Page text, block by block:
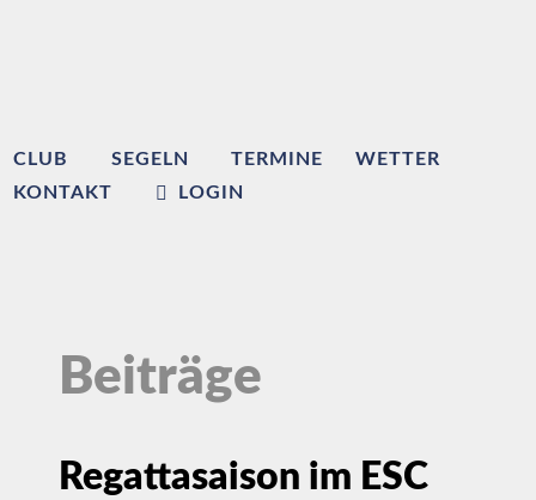
CLUB SEGELN TERMINE
WETTER
KONTAKT
LOGIN
Beiträge
Regattasaison im ESC